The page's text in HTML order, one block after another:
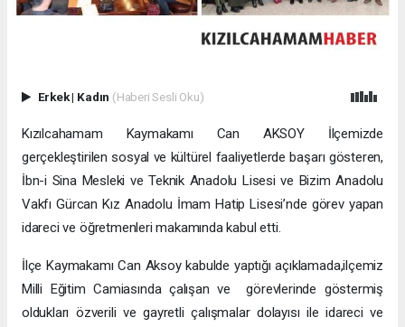
Erkek| Kadın (Haberi Sesli Oku)
Kızılcahamam Kaymakamı Can AKSOY İlçemizde
gerçekleştirilen sosyal ve kültürel faaliyetlerde başarı gösteren,
İbn-i Sina Mesleki ve Teknik Anadolu Lisesi ve Bizim Anadolu
Vakfı Gürcan Kız Anadolu İmam Hatip Lisesi’nde görev yapan
idareci ve öğretmenleri makamında kabul etti.
İlçe Kaymakamı Can Aksoy kabulde yaptığı açıklamada,ilçemiz
Milli Eğitim Camiasında çalışan ve görevlerinde göstermiş
oldukları özverili ve gayretli çalışmalar dolayısı ile idareci ve